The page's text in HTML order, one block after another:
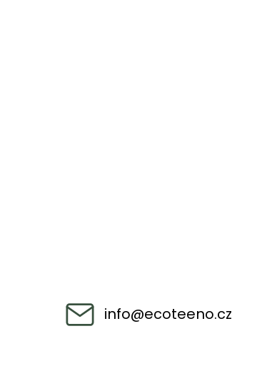
info@ecoteeno.cz